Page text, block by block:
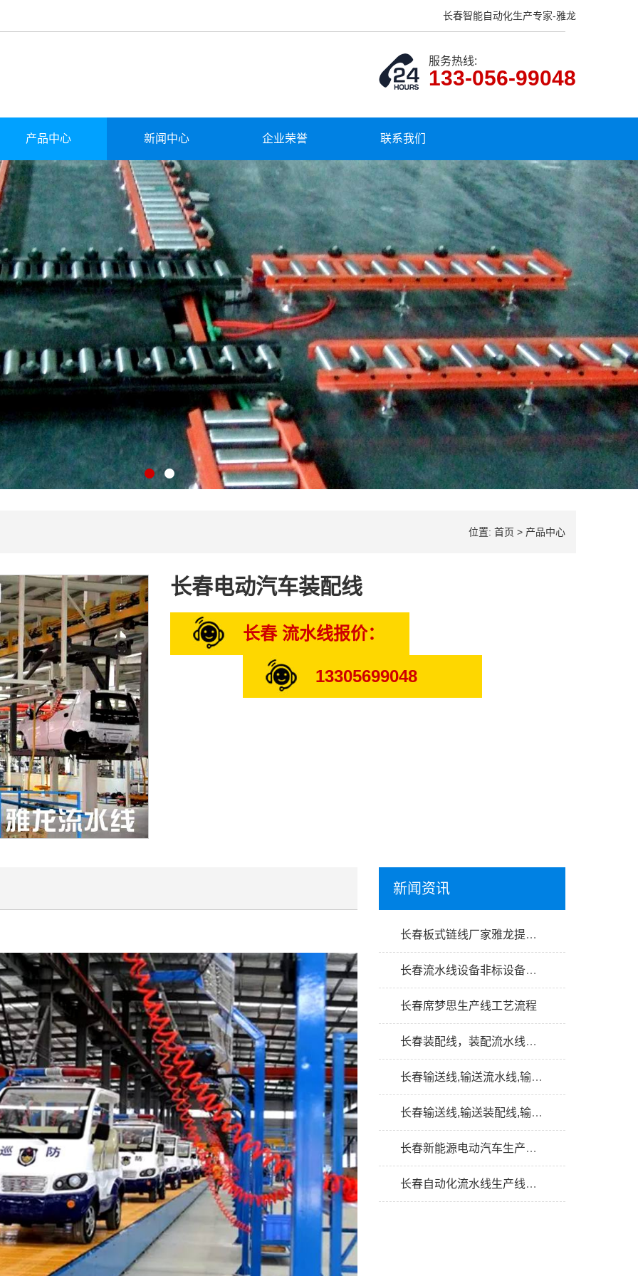
长春智能自动化生产专家-雅龙
服务热线:
133-056-99048
产品中心 新闻中心 企业荣誉 联系我们
位置: 首页 > 产品中心
长春电动汽车装配线
长春 流水线报价：
13305699048
新闻资讯
长春板式链线厂家雅龙提供定制设计服务
长春流水线设备非标设备类的定制流程
长春席梦思生产线工艺流程
长春装配线，装配流水线产品分类5个方法
长春输送线,输送流水线,输送机的功能及作用
长春输送线,输送装配线,输送生产线输送设计4条依据
长春新能源电动汽车生产线,装配线,流水线概念及其特点
长春自动化流水线生产线装配线10个特点